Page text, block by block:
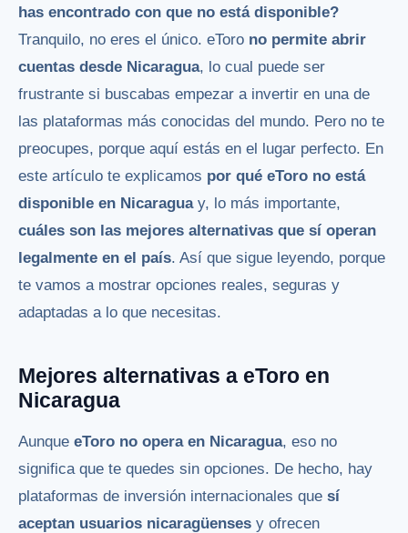
has encontrado con que no está disponible?
Tranquilo, no eres el único. eToro no permite abrir
cuentas desde Nicaragua, lo cual puede ser
frustrante si buscabas empezar a invertir en una de
las plataformas más conocidas del mundo. Pero no te
preocupes, porque aquí estás en el lugar perfecto. En
este artículo te explicamos por qué eToro no está
disponible en Nicaraguay, lo más importante,
cuáles son las mejores alternativas que sí operan
legalmente en el país. Así que sigue leyendo, porque
te vamos a mostrar opciones reales, seguras y
adaptadas a lo que necesitas.
Mejores alternativas a eToro en
Nicaragua
Aunque eToro no opera en Nicaragua, eso no
significa que te quedes sin opciones. De hecho, hay
plataformas de inversión internacionales que sí
aceptan usuarios nicaragüenses y ofrecen